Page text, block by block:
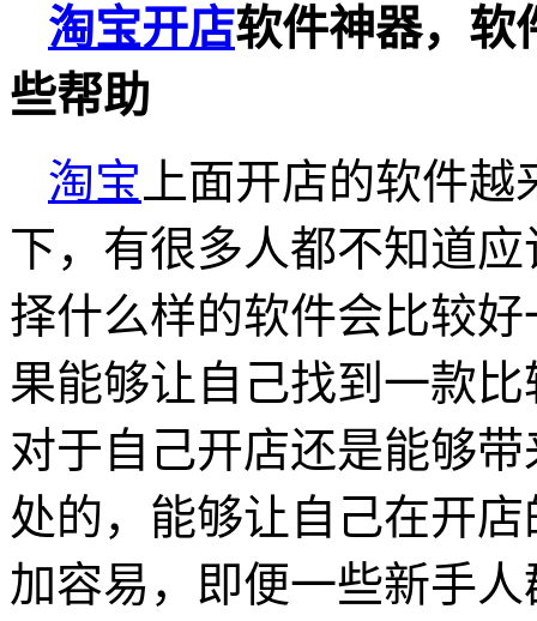
淘宝开店软件神器，软
些帮助
淘宝 上面开店的软件
下，有很多人都不知道
择什么样的软件会比较
果能够让自己找到一款
对于自己开店还是能够
处的，能够让自己在开
加容易，即便一些新手